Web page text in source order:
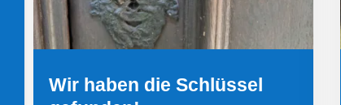
Wir haben die Schlüssel